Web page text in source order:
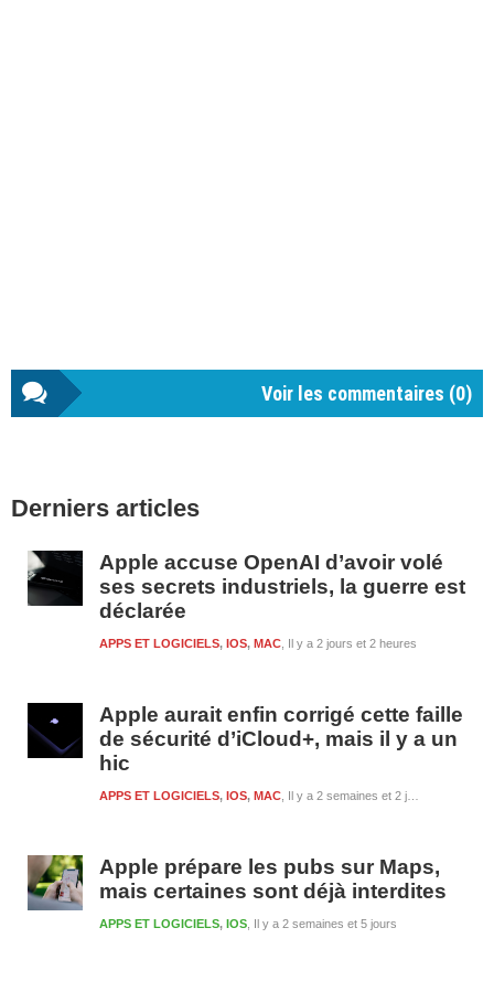
Voir les commentaires (0)
latérale
Derniers articles
Apple accuse OpenAI d’avoir volé
ses secrets industriels, la guerre est
déclarée
Il y a 2 jours et 2 heures
APPS ET LOGICIELS, IOS, MAC
Apple aurait enfin corrigé cette faille
de sécurité d’iCloud+, mais il y a un
hic
Il y a 2 semaines et 2 jours
APPS ET LOGICIELS, IOS, MAC
Apple prépare les pubs sur Maps,
mais certaines sont déjà interdites
Il y a 2 semaines et 5 jours
APPS ET LOGICIELS, IOS